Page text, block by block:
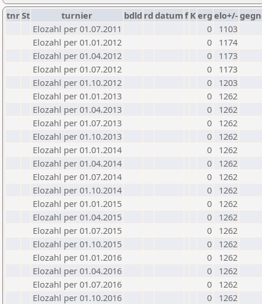
tnrSt turnier bdld rd datumf Kerg elo+/-
Elozahl per 01.07.2011
0
1103
Elozahl per 01.01.2012
0
1174
Elozahl per 01.04.2012
0
1173
Elozahl per 01.07.2012
0
1173
Elozahl per 01.10.2012
0
1203
Elozahl per 01.01.2013
0
1262
Elozahl per 01.04.2013
0
1262
Elozahl per 01.07.2013
0
1262
Elozahl per 01.10.2013
0
1262
Elozahl per 01.01.2014
0
1262
Elozahl per 01.04.2014
0
1262
Elozahl per 01.07.2014
0
1262
Elozahl per 01.10.2014
0
1262
Elozahl per 01.01.2015
0
1262
Elozahl per 01.04.2015
0
1262
Elozahl per 01.07.2015
0
1262
Elozahl per 01.10.2015
0
1262
Elozahl per 01.01.2016
0
1262
Elozahl per 01.04.2016
0
1262
Elozahl per 01.07.2016
0
1262
Elozahl per 01.10.2016
0
1262